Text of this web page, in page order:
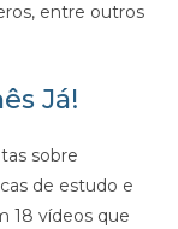
entre outros
Já!
sobre
de estudo e
18 vídeos que